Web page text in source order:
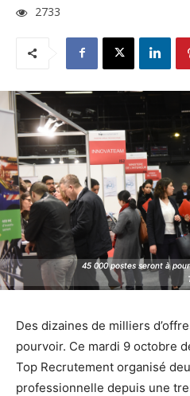
2733
45 000 postes seront à
45 000 postes seront à
Des dizaines de milliers
pourvoir. Ce mardi 9 octobre
Top Recrutement organisé
professionnelle depuis une